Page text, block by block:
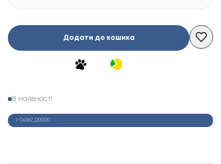
Додати до кошика
В наявності
1-04567_00000